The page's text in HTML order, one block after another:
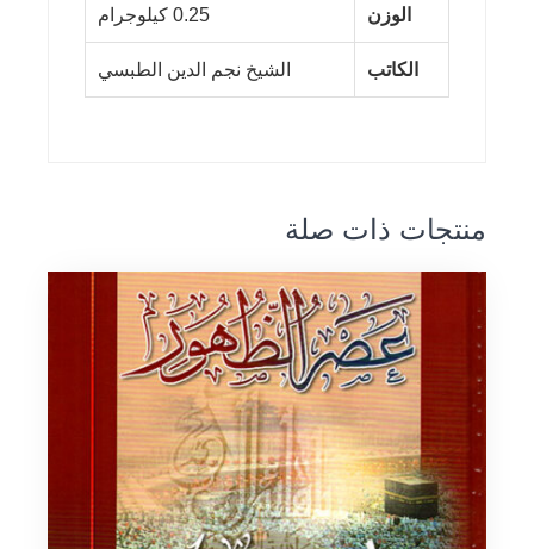
الوزن 0.25 كيلوجرام
الكاتب الشيخ نجم الدين الطبسي
منتجات ذات صلة